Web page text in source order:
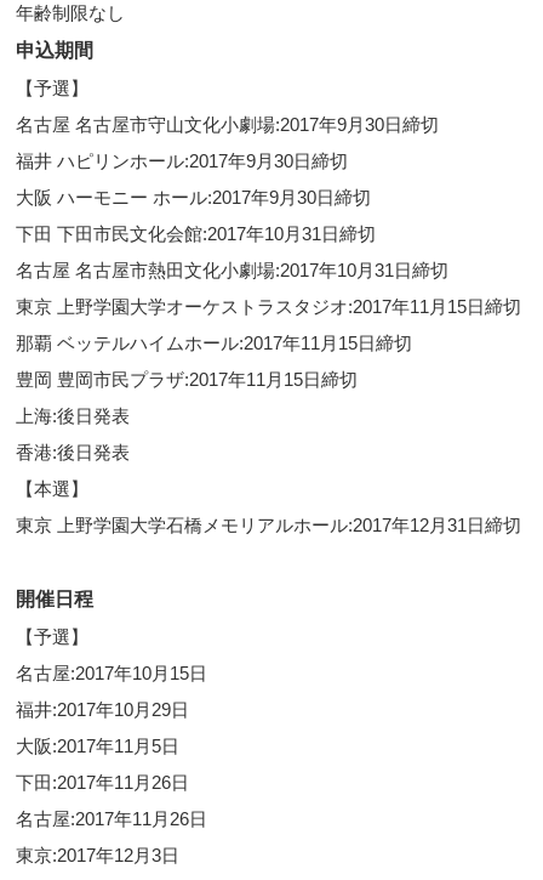
年齢制限なし
申込期間
【予選】
名古屋 名古屋市守山文化小劇場:2017年9月30日締切
福井 ハピリンホール:2017年9月30日締切
大阪 ハーモニー ホール:2017年9月30日締切
下田 下田市民文化会館:2017年10月31日締切
名古屋 名古屋市熱田文化小劇場:2017年10月31日締切
東京 上野学園大学オーケストラスタジオ:2017年11月15日締切
那覇 ベッテルハイムホール:2017年11月15日締切
豊岡 豊岡市民プラザ:2017年11月15日締切
上海:後日発表
香港:後日発表
【本選】
東京 上野学園大学石橋メモリアルホール:2017年12月31日締切
開催日程
【予選】
名古屋:2017年10月15日
福井:2017年10月29日
大阪:2017年11月5日
下田:2017年11月26日
名古屋:2017年11月26日
東京:2017年12月3日